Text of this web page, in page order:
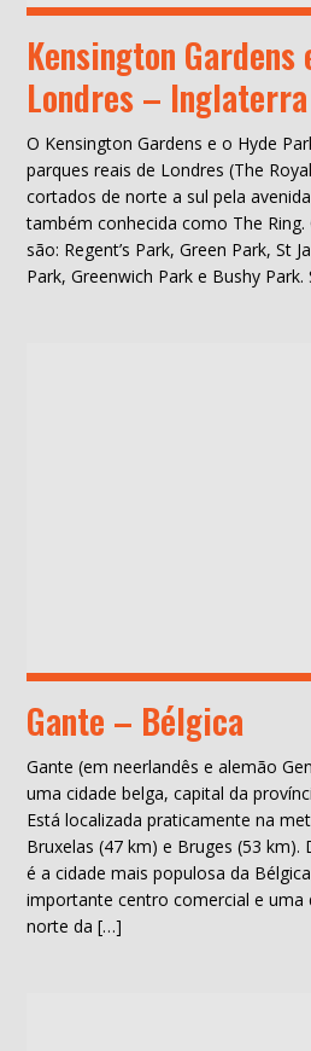
Kensington
Londres – Inglaterra
O Kensington Gardens e o Hyde
parques reais de Londres (The
cortados de norte a sul pela
também conhecida como The
são: Regent’s Park, Green Park, St
Park, Greenwich Park e Bushy
Gante – Bélgica
Gante (em neerlandês e alemão
uma cidade belga, capital da
Está localizada praticamente na
Bruxelas (47 km) e Bruges (53 km).
é a cidade mais populosa da
importante centro comercial e uma
norte da […]